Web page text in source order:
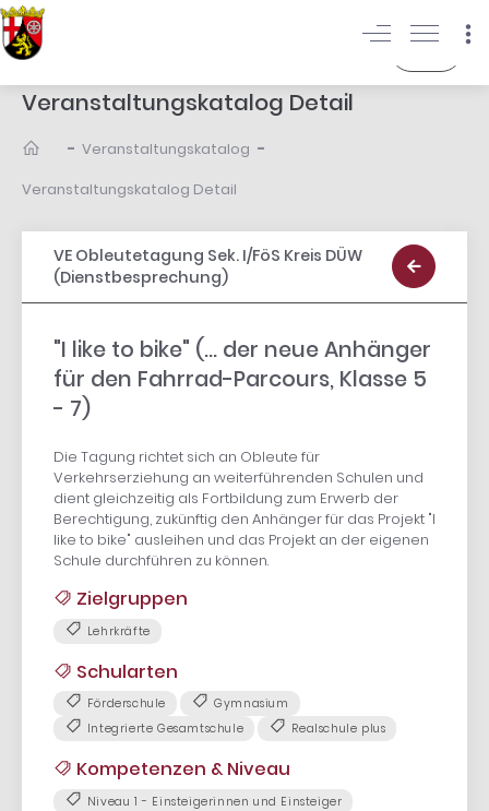
Veranstaltungskatalog Detail
- Veranstaltungskatalog -
Veranstaltungskatalog Detail
VE Obleutetagung Sek. I/FöS Kreis DÜW
(Dienstbesprechung)
"I like to bike" (... der neue Anhänger
für den Fahrrad-Parcours, Klasse 5
- 7)
Die Tagung richtet sich an Obleute für
Verkehrserziehung an weiterführenden Schulen und
dient gleichzeitig als Fortbildung zum Erwerb der
Berechtigung, zukünftig den Anhänger für das Projekt "I
like to bike" ausleihen und das Projekt an der eigenen
Schule durchführen zu können.
Zielgruppen
Lehrkräfte
Schularten
Förderschule
Gymnasium
Integrierte Gesamtschule
Realschule plus
Kompetenzen & Niveau
Niveau 1 - Einsteigerinnen und Einsteiger